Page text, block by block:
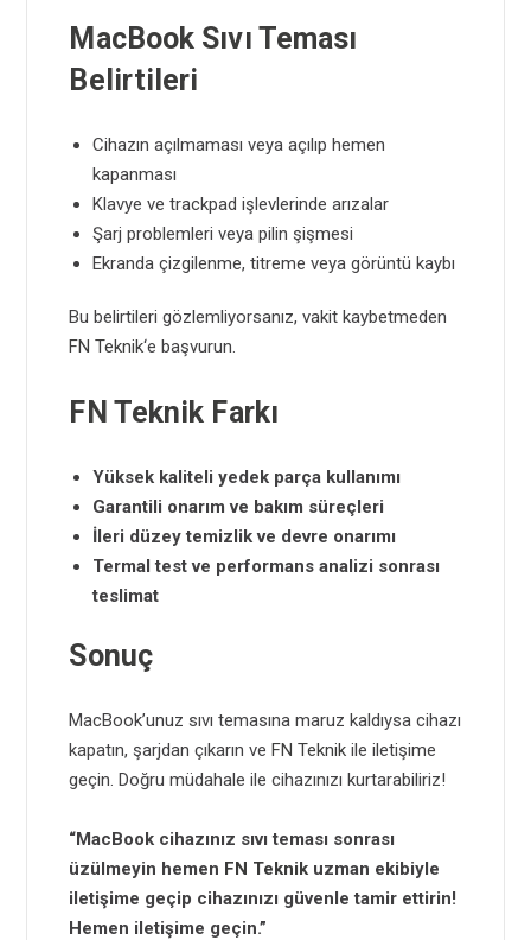
MacBook Sıvı Teması
Belirtileri
Cihazın açılmaması veya açılıp hemen
kapanması
Klavye ve trackpad işlevlerinde arızalar
Şarj problemleri veya pilin şişmesi
Ekranda çizgilenme, titreme veya görüntü kaybı
Bu belirtileri gözlemliyorsanız, vakit kaybetmeden
FN Teknik‘e başvurun.
FN Teknik Farkı
Yüksek kaliteli yedek parça kullanımı
Garantili onarım ve bakım süreçleri
İleri düzey temizlik ve devre onarımı
Termal test ve performans analizi sonrası
teslimat
Sonuç
MacBook’unuz sıvı temasına maruz kaldıysa cihazı
kapatın, şarjdan çıkarın veFN Teknik ile iletişime
geçin. Doğru müdahale ile cihazınızı kurtarabiliriz!
“MacBook cihazınız sıvı teması sonrası
üzülmeyin hemen FN Teknik uzman ekibiyle
iletişime geçip cihazınızı güvenle tamir ettirin!
Hemen iletişime geçin.”